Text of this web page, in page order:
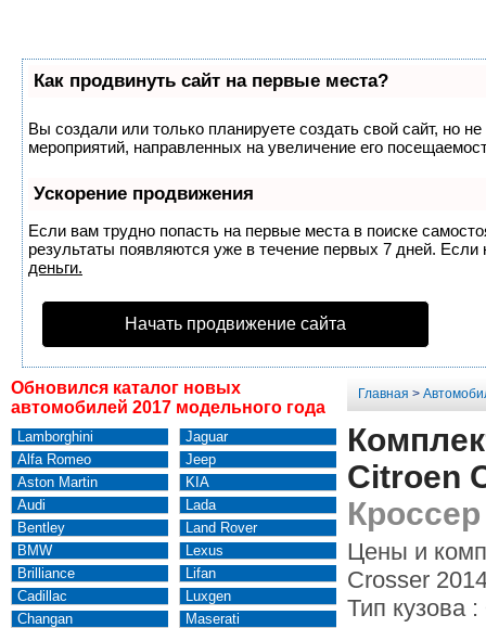
Как продвинуть сайт на первые места?
Вы создали или только планируете создать свой сайт, но
мероприятий, направленных на увеличение его
Ускорение продвижения
Если вам трудно попасть на первые места в поиске
результаты появляются уже в течение первых 7 дней.
деньги.
Начать продвижение сайта
Обновился каталог новых
автомобилей 2017 модельного года
Lamborghini
Alfa Romeo
Aston Martin
Audi
Bentley
BMW
Brilliance
Cadillac
Changan
Jaguar
Jeep
KIA
Lada
Land Rover
Lexus
Lifan
Luxgen
Maserati
Главная >
Citroen
Цены и
Crosser
Тип кузова :